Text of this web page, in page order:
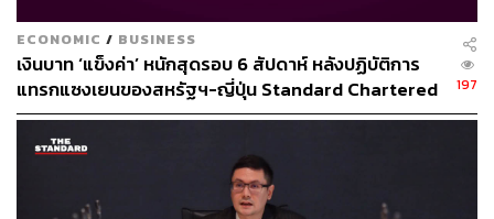
ECONOMIC / BUSINESS
เงินบาท ‘แข็งค่า’ หนักสุดรอบ 6 สัปดาห์ หลังปฏิบัติการ
แทรกแซงเยนของสหรัฐฯ-ญี่ปุ่น Standard Chartered
เปิดเป้าสิ้นปีนี้จ่อแข็งต่อแตะ 32.50 บาทต่อดอลลาร์
197